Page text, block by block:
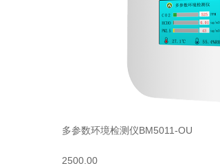
多参数环境检测仪BM5011-OU
2500.00